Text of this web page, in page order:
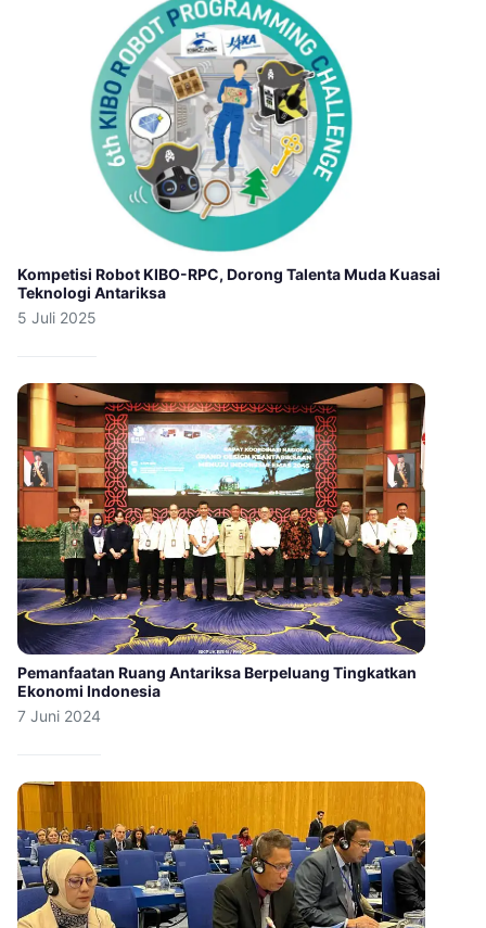
Kompetisi Robot KIBO-RPC, Dorong Talenta Muda Kuasai
Teknologi Antariksa
5 Juli 2025
Pemanfaatan Ruang Antariksa Berpeluang Tingkatkan
Ekonomi Indonesia
7 Juni 2024